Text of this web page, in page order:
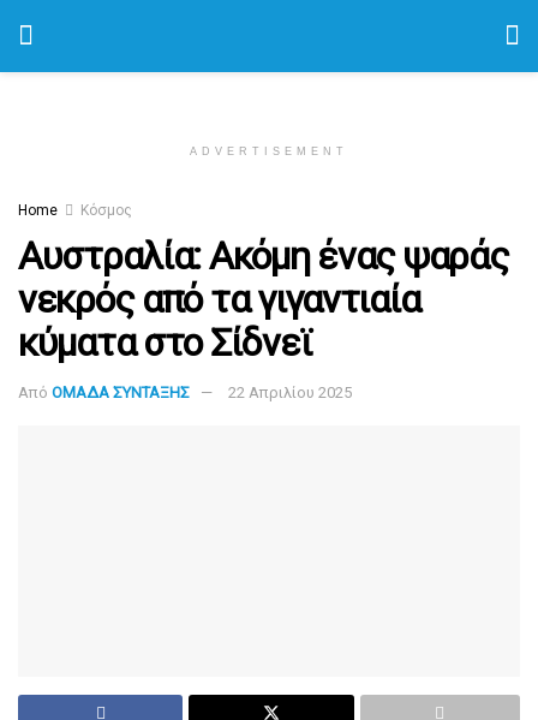
ADVERTISEMENT
Home Κόσμος
Αυστραλία: Ακόμη ένας ψαράς
νεκρός από τα γιγαντιαία
κύματα στο Σίδνεϊ
Από ΟΜΑΔΑ ΣΥΝΤΑΞΗΣ 22 Απριλίου 2025